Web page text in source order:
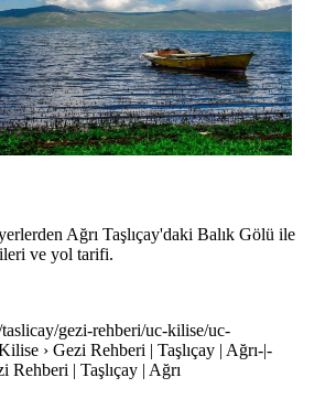
Ağrı Taşlıçay'daki Balık Gölü ile
ve yol tarifi.
gezi-rehberi/uc-kilise/uc-
› Gezi Rehberi | Taşlıçay | Ağrı-|-
Rehberi | Taşlıçay | Ağrı